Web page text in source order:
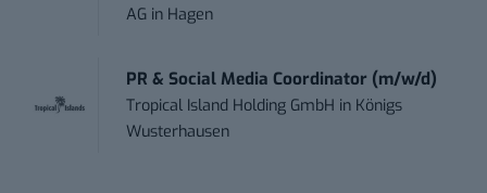
AG in Hagen
PR & Social Media Coordinator (m/w/d)
Tropical Island Holding GmbH in Königs
Wusterhausen